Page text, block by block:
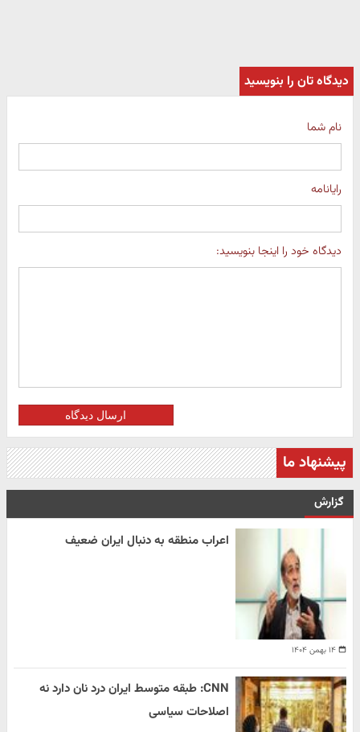
دیدگاه تان را بنویسید
نام شما
رایانامه
دیدگاه خود را اینجا بنویسید:
ارسال دیدگاه
پیشنهاد ما
گزارش
۱۴ بهمن ۱۴۰۴
اعراب منطقه به دنبال ایران ضعیف
CNN: طبقه متوسط ایران درد نان دارد نه
اصلاحات سیاسی